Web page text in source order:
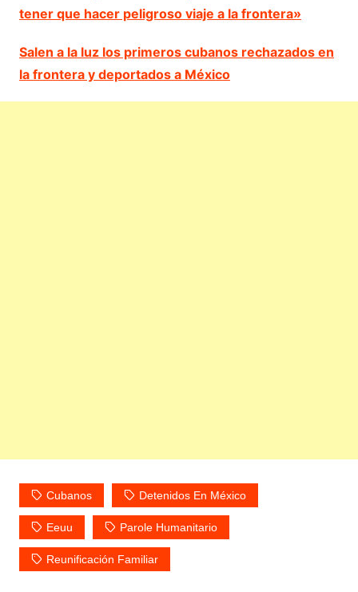
tener que hacer peligroso viaje a la frontera»
Salen a la luz los primeros cubanos rechazados en
la frontera y deportados a México
Cubanos Detenidos En México
Eeuu Parole Humanitario
Reunificación Familiar